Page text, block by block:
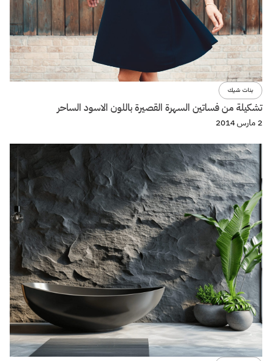
بنات شيك
تشكيلة من فساتين السهرة القصيرة باللون الاسود الساحر
2 مارس 2014